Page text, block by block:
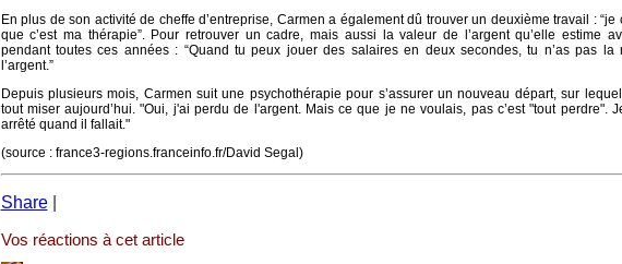
En plus de son activité de cheffe d’entreprise, Carmen a également dû trouver un deuxième travail : “je
que c’est ma thérapie”. Pour retrouver un cadre, mais aussi la valeur de l’argent qu’elle estime
pendant toutes ces années : “Quand tu peux jouer des salaires en deux secondes, tu n’as pas la
l’argent.”
Depuis plusieurs mois, Carmen suit une psychothérapie pour s’assurer un nouveau départ, sur
tout miser aujourd’hui. "Oui, j'ai perdu de l'argent. Mais ce que je ne voulais, pas c’est "tout perdre".
arrêté quand il fallait."
(source : france3-regions.franceinfo.fr/David Segal)
Share
Vos réactions à cet article